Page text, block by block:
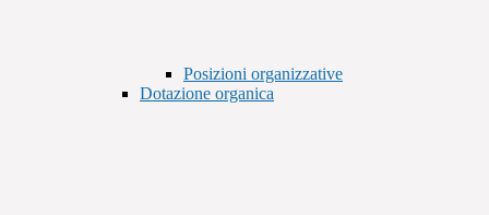
Posizioni organizzative
Dotazione organica